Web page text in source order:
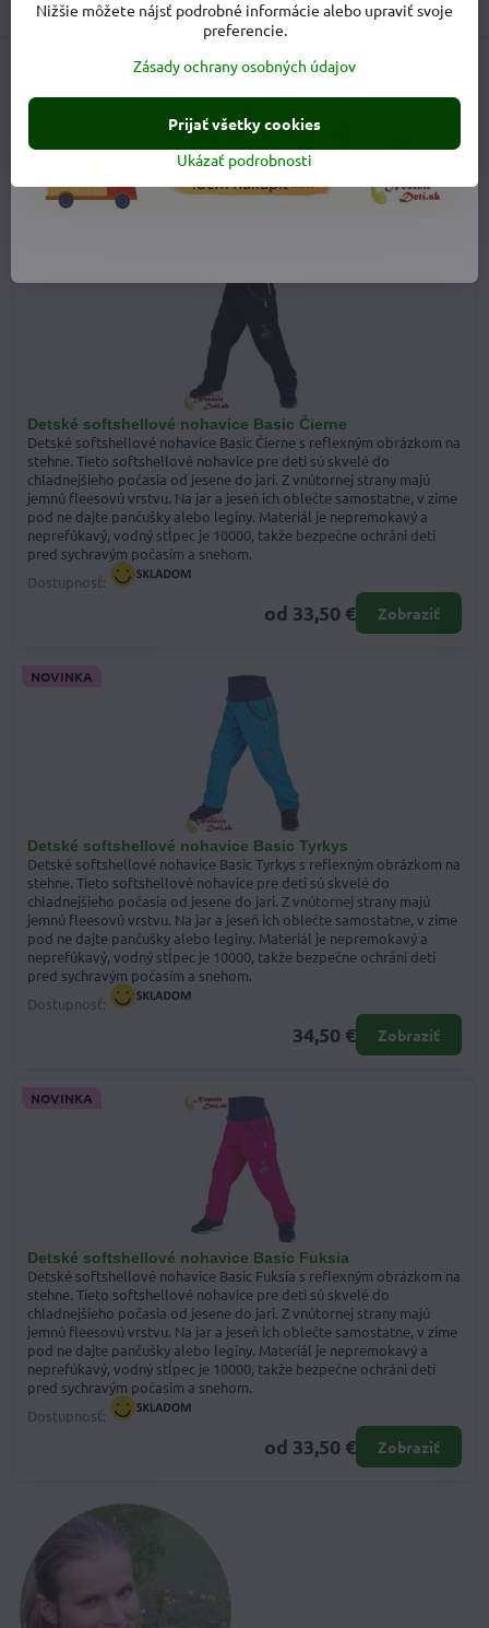
Diskusia 0
mail
Alternatívne a doplnkové produkty
Detské softshellové nohavice Basic Čierne
Detské softshellové nohavice Basic Čierne s reflexným obrázkom na
stehne. Tieto softshellové nohavice pre deti sú skvelé do
chladnejšieho počasia od jesene do jari. Z vnútornej strany majú
jemnú fleesovú vrstvu. Na jar a jeseň ich oblečte samostatne, v zime
pod ne dajte pančušky alebo legíny. Materiál je nepremokavý a
neprefúkavý, vodný stĺpec je 10000, takže bezpečne ochráni deti
pred sychravým počasím a snehom.
Dostupnosť:
od 33,50 € Zobraziť
Detské softshellové nohavice Basic Tyrkys
NOVINKA
Detské softshellové nohavice Basic Tyrkys s reflexným obrázkom na
stehne. Tieto softshellové nohavice pre deti sú skvelé do
chladnejšieho počasia od jesene do jari. Z vnútornej strany majú
jemnú fleesovú vrstvu. Na jar a jeseň ich oblečte samostatne, v zime
pod ne dajte pančušky alebo legíny. Materiál je nepremokavý a
neprefúkavý, vodný stĺpec je 10000, takže bezpečne ochráni deti
pred sychravým počasím a snehom.
Dostupnosť:
34,50 € Zobraziť
Detské softshellové nohavice Basic Fuksia
NOVINKA
Detské softshellové nohavice Basic Fuksia s reflexným obrázkom na
stehne. Tieto softshellové nohavice pre deti sú skvelé do
chladnejšieho počasia od jesene do jari. Z vnútornej strany majú
jemnú fleesovú vrstvu. Na jar a jeseň ich oblečte samostatne, v zime
pod ne dajte pančušky alebo legíny. Materiál je nepremokavý a
neprefúkavý, vodný stĺpec je 10000, takže bezpečne ochráni deti
pred sychravým počasím a snehom.
Dostupnosť:
od 33,50 € Zobraziť
Nižšie môžete nájsť podrobné informácie alebo upraviť svoje
preferencie.
Zásady ochrany osobných údajov
Ukázať podrobnosti
Prijať všetky cookies